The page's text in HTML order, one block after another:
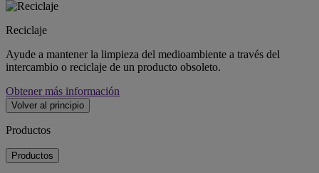
Reciclaje
Ayude a mantener la limpieza del medioambiente a través del
intercambio o reciclaje de un producto obsoleto.
Obtener más información
Volver al principio
Productos
Productos